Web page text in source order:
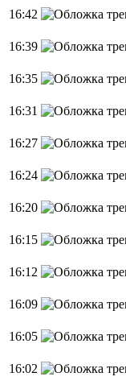
16:42
16:39
16:35
16:31
16:27
16:24
16:20
16:15
16:12
16:09
16:05
16:02